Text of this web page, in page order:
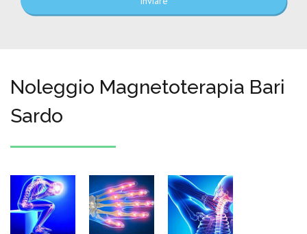
Noleggio Magnetoterapia Bari
Sardo